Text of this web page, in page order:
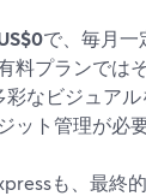
で、毎月一
料プランでは
彩なビジュア
ット管理が必要
も、最終